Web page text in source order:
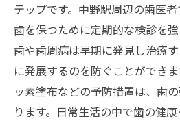
通いやすい立地での定
中野駅近くの歯医者の
アクセスの良さと診察
定期的なチェックア
駅近で安心できる歯科
テップです。中野駅周辺の歯医
歯を保つために定期的な検診を
歯や歯周病は早期に発見し治療
に発展するのを防ぐことができ
ッ素塗布などの予防措置は、歯
ります。日常生活の中で歯の健